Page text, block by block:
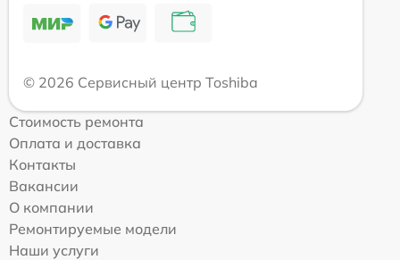
© 2026 Сервисный центр Toshiba
Стоимость ремонта
Оплата и доставка
Контакты
Вакансии
О компании
Ремонтируемые модели
Наши услуги